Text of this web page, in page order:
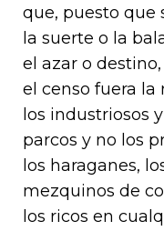
que, puesto que
la suerte o la
el azar o
el censo fuera la
los industriosos
parcos y no los
los haraganes,
mezquinos de
los ricos en